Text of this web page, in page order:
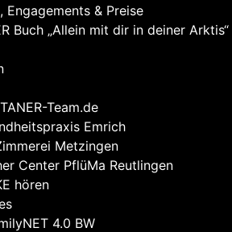
Engagements & Preise
Buch „Allein mit dir in deiner Arktis“
Team.de
Emrich
Metzingen
Center PflüMa Reutlingen
hören
4.0 BW